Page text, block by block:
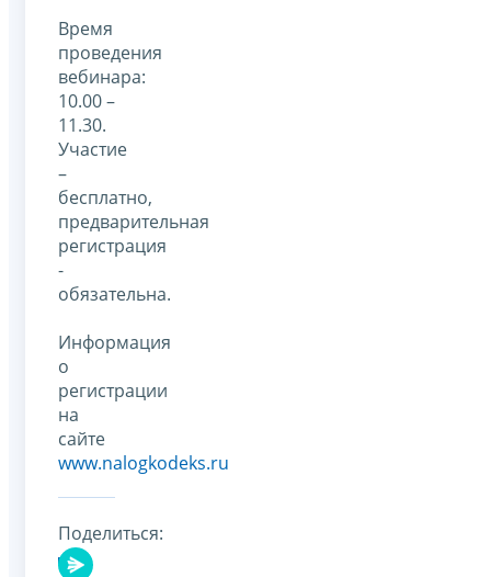
Время
проведения
вебинара:
10.00 –
11.30.
Участие
–
бесплатно,
предварительная
регистрация
-
обязательна.
Информация
о
регистрации
на
сайте
www.nalogkodeks.ru
Поделиться: